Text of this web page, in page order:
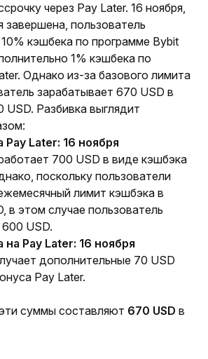
через Pay Later. 16 ноября,
завершена, пользователь
кэшбека по программе Bybit
1% кэшбека по
Однако из-за базового лимита
зарабатывает 670 USD в
Разбивка выглядит
Pay Later: 16 ноября
700 USD в виде кэшбэка
поскольку пользователи
лимит кэшбэка в
в этом случае пользователь
USD.
Pay Later: 16 ноября
дополнительные 70 USD
Pay Later.
суммы составляют 670 USD в